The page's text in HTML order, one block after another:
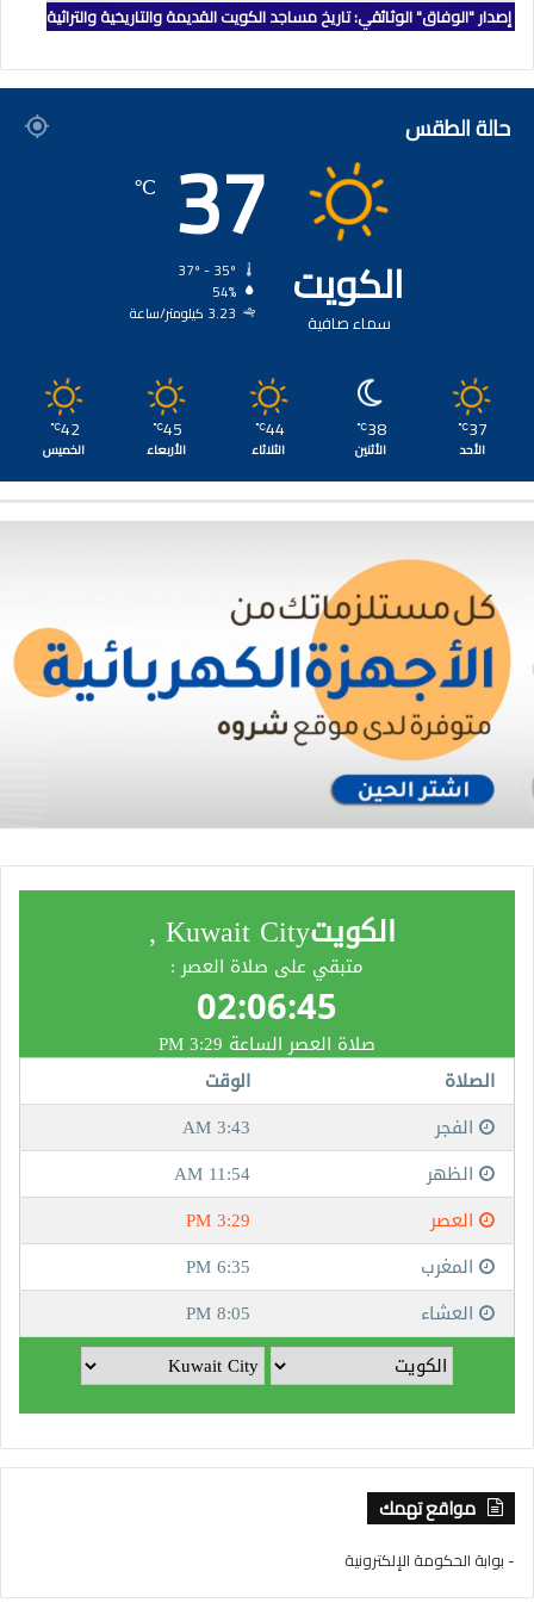
إصدار "الوفاق" الوثائقي: تاريخ مساجد الكويت القديمة والتاريخية والتراثية
حالة الطقس
الكويت
سماء صافية
37
℃
54%
3.23 كيلومتر/ساعة
37
℃
الأحد
38
℃
الأثنين
44
℃
الثلاثاء
45
℃
الأربعاء
42
℃
الخميس
مواقع تهمك
- بوابة الحكومة الإلكترونية